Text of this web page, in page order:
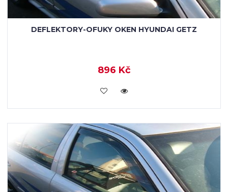
DEFLEKTORY-OFUKY OKEN HYUNDAI GETZ
896 Kč
KOUPIT